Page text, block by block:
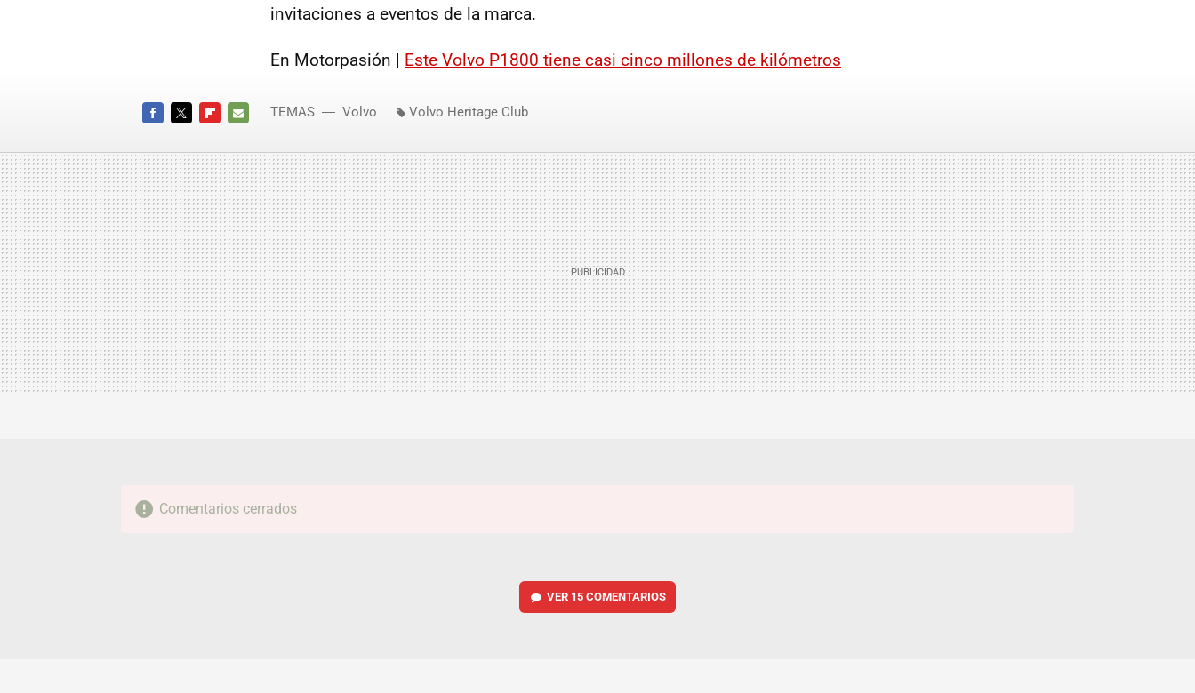
invitaciones a eventos de la marca.
En Motorpasión | Este Volvo P1800 tiene casi cinco millones de kilómetros
MAIL
TEMAS Volvo Volvo Heritage Club
Comentarios cerrados
VER 15 COMENTARIOS